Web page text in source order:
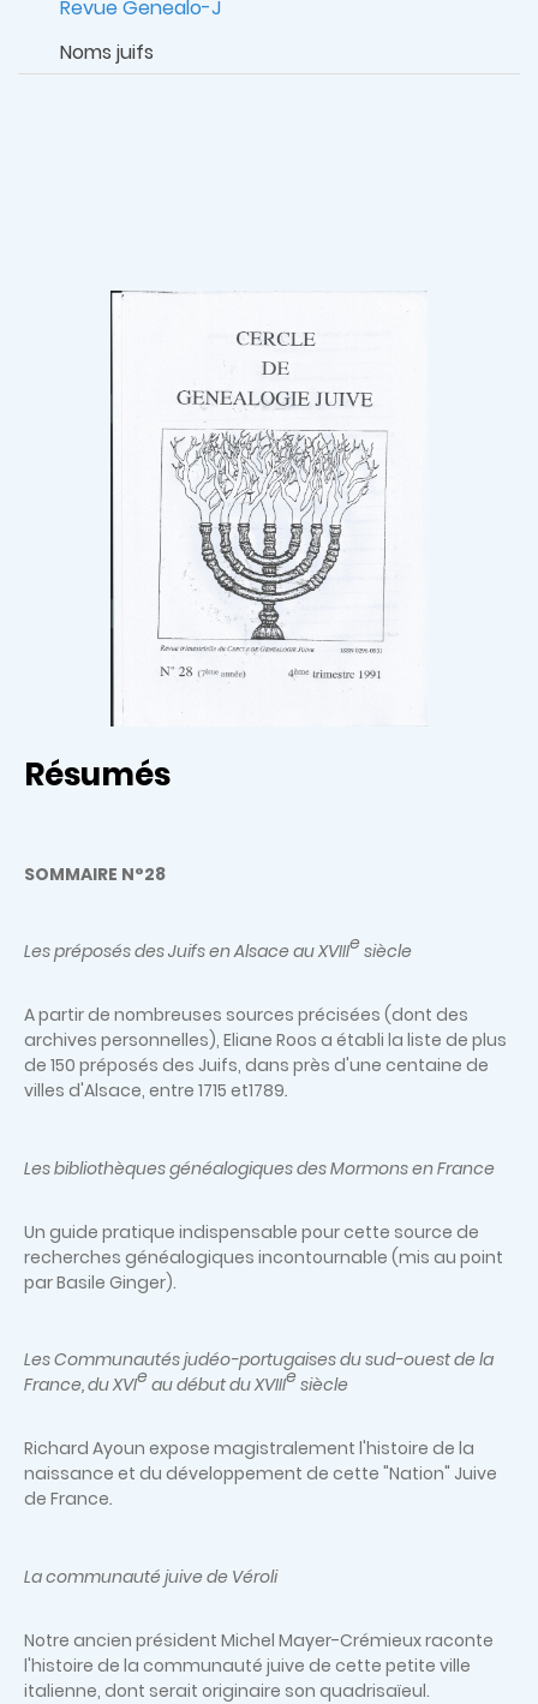
Revue Genealo-J
Noms juifs
Résumés
SOMMAIRE N°28
Les préposés des Juifs en Alsace au XVIIIesiècle
A partir de nombreuses sources précisées (dont des
archives personnelles), Eliane Roos a établi la liste de plus
de 150 préposés des Juifs, dans près d'une centaine de
villes d'Alsace, entre 1715 et1789.
Les bibliothèques généalogiques des Mormons en France
Un guide pratique indispensable pour cette source de
recherches généalogiques incontournable (mis au point
par Basile Ginger).
Les Communautés judéo-portugaises du sud-ouest de la
France, du XVIeau début du XVIIIesiècle
Richard Ayoun expose magistralement l'histoire de la
naissance et du développement de cette "Nation" Juive
de France.
La communauté juive de Véroli
Notre ancien président Michel Mayer-Crémieux raconte
l'histoire de la communauté juive de cette petite ville
italienne, dont serait originaire son quadrisaïeul.